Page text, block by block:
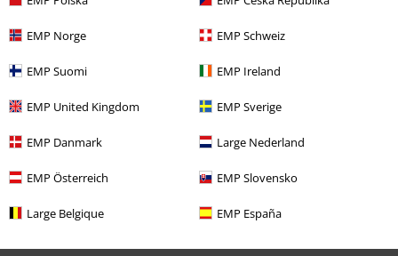
EMP Norge EMP Schweiz
EMP Suomi EMP Ireland
EMP United Kingdom EMP Sverige
EMP Danmark Large Nederland
EMP Österreich EMP Slovensko
Large Belgique EMP España
Meer categorieën. Meer opties.